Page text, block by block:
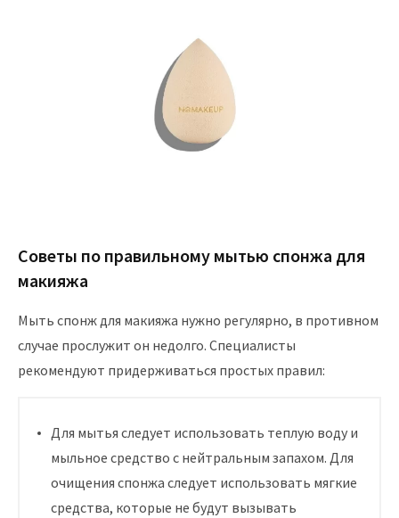
Советы по правильному мытью спонжа для
макияжа
Мыть спонж для макияжа нужно регулярно, в противном
случае прослужит он недолго. Специалисты
рекомендуют придерживаться простых правил:
Для мытья следует использовать теплую воду и
мыльное средство с нейтральным запахом. Для
очищения спонжа следует использовать мягкие
средства, которые не будут вызывать